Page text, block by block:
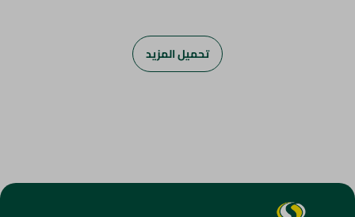
تحميل المزيد